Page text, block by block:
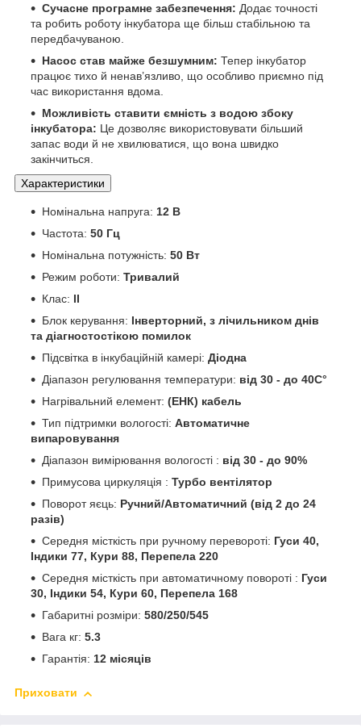
Сучасне програмне забезпечення: Додає точності
та робить роботу інкубатора ще більш стабільною та
передбачуваною.
Насос став майже безшумним: Тепер інкубатор
працює тихо й ненав’язливо, що особливо приємно під
час використання вдома.
Можливість ставити ємність з водою збоку
інкубатора: Це дозволяє використовувати більший
запас води й не хвилюватися, що вона швидко
закінчиться.
Характеристики
Номінальна напруга: 12 В
Частота: 50 Гц
Номінальна потужність: 50 Вт
Режим роботи: Тривалий
Клас: II
Блок керування: Інверторний, з лічильником днів
та діагностостікою помилок
Підсвітка в інкубаційній камері: Діодна
Діапазон регулювання температури: від 30 - до 40C°
Нагрівальний елемент: (ЕНК) кабель
Тип підтримки вологості: Автоматичне
випаровування
Діапазон вимірювання вологості : від 30 - до 90%
Примусова циркуляція : Турбо вентілятор
Поворот яєць: Ручний/Автоматичний (від 2 до 24
разів)
Середня місткість при ручному перевороті: Гуси 40,
Індики 77, Кури 88, Перепела 220
Середня місткість при автоматичному повороті : Гуси
30, Індики 54, Кури 60, Перепела 168
Габаритні розміри: 580/250/545
Вага кг: 5.3
Гарантія: 12 місяців
Приховати